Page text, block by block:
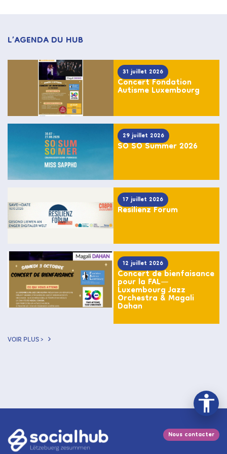
L’AGENDA DU HUB
31 juillet 2026
Concert Fondation
Autisme Luxembourg
29 juillet 2026
SO SO Summer 2026
17 juillet 2026
Resilienz Forum
12 juillet 2026
Concert de bienfaisance
pour la FAL—
Luxembourg Jazz
Orchestra & Magali
Dahan
VOIR PLUS >
Nous contacter